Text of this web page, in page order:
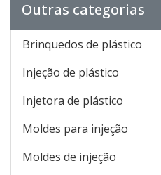
Outras categorias
Brinquedos de plástico
Injeção de plástico
Injetora de plástico
Moldes para injeção
Moldes de injeção